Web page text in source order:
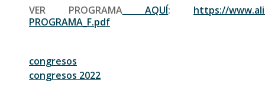
VER PROGRAMAAQUÍ: https://
PROGRAMA_F.pdf
congresos
congresos 2022